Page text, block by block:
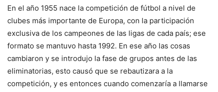
En el año 1955 nace la competición de fútbol a nivel de
clubes más importante de Europa, con la participación
exclusiva de los campeones de las ligas de cada país; ese
formato se mantuvo hasta 1992. En ese año las cosas
cambiaron y se introdujo la fase de grupos antes de las
eliminatorias, esto causó que se rebautizara a la
competición, y es entonces cuando comenzaría a llamarse